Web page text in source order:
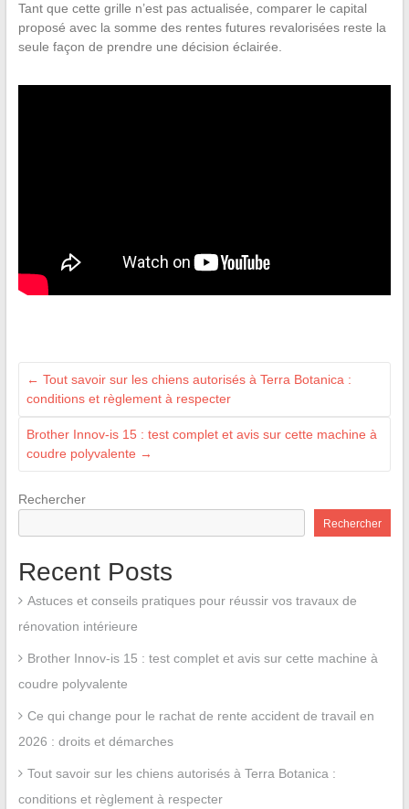
Tant que cette grille n’est pas actualisée, comparer le capital
proposé avec la somme des rentes futures revalorisées reste la
seule façon de prendre une décision éclairée.
← Tout savoir sur les chiens autorisés à Terra Botanica :
conditions et règlement à respecter
Brother Innov-is 15 : test complet et avis sur cette machine à
coudre polyvalente →
Rechercher
Rechercher
Recent Posts
Astuces et conseils pratiques pour réussir vos travaux de
rénovation intérieure
Brother Innov-is 15 : test complet et avis sur cette machine à
coudre polyvalente
Ce qui change pour le rachat de rente accident de travail en
2026 : droits et démarches
Tout savoir sur les chiens autorisés à Terra Botanica :
conditions et règlement à respecter